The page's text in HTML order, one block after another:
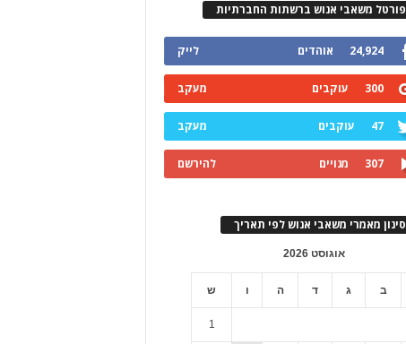
פורטל משאבי אנוש ברשתות החברתיות
24,924 אוהדים לייק
300 עוקבים מעקב
47 עוקבים מעקב
307 מנויים להירשם
סינון מאמרי משאבי אנוש לפי תאריך
אוגוסט 2026
ב ג ד ה ו ש
1